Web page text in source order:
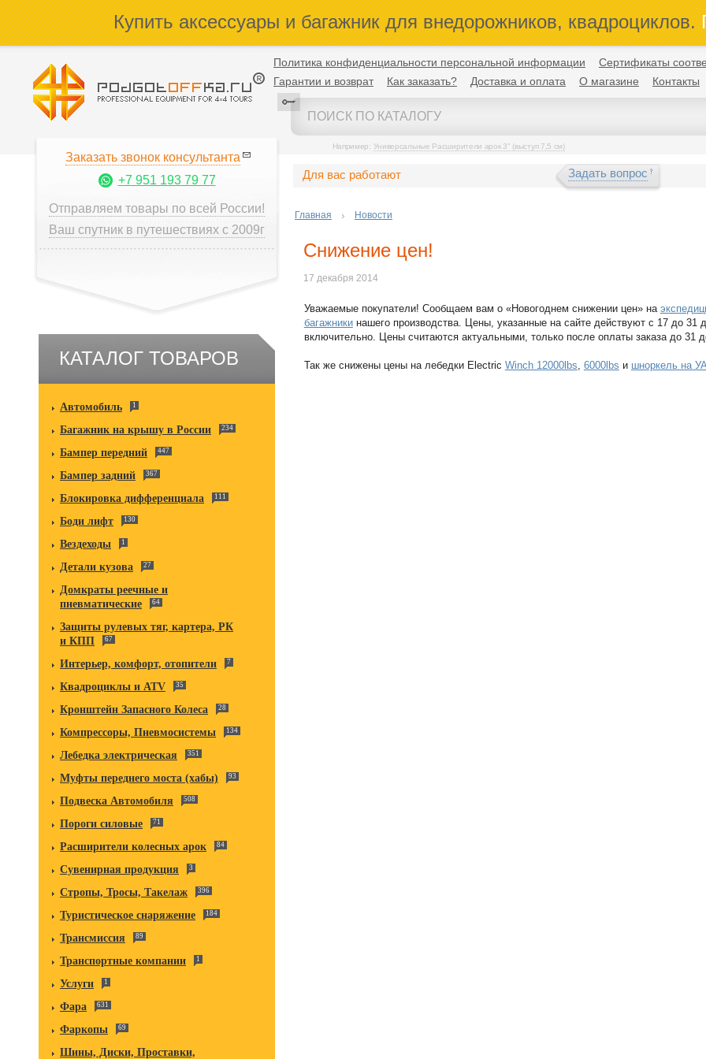
Купить аксессуары и багажник для внедорожников, квадроциклов.
Политика конфиденциальности персональной информации
Сертификаты
Гарантии и возврат
Как заказать? Доставка и оплата О магазине Контакты
Например: Универсальные Расширители арок 3" (выступ 7,5 см)
Заказать звонок консультанта
+7 951 193 79 77
Отправляем товары по всей России!
Ваш спутник в путешествиях с 2009г
КАТАЛОГ ТОВАРОВ
Автомобиль 1
Багажник на крышу в России 234
Бампер передний 447
Бампер задний 367
Блокировка дифференциала 111
Боди лифт 130
Вездеходы 1
Детали кузова 27
Домкраты реечные и
пневматические
64
Защиты рулевых тяг, картера, РК
и КПП
67
Интерьер, комфорт, отопители 7
Квадроциклы и ATV 35
Кронштейн Запасного Колеса 28
Компрессоры, Пневмосистемы 134
Лебедка электрическая 351
Муфты переднего моста (хабы) 93
Подвеска Автомобиля 508
Пороги силовые 71
Расширители колесных арок 84
Сувенирная продукция 3
Стропы, Тросы, Такелаж 396
Туристическое снаряжение 184
Трансмиссия 89
Транспортные компании 1
Услуги 1
Фара 631
Фаркопы 69
Шины, Диски, Проставки,
Для вас работают Задать вопрос
Главная Новости
Снижение цен!
17 декабря 2014
Уважаемые покупатели! Сообщаем вам о «Новогоднем снижении цен» на
багажникинашего производства. Цены, указанные на сайте действуют с 17 до 31
включительно. Цены считаются актуальными, только после оплаты заказа до 31
Так же снижены цены на лебедки Electric Winch 12000lbs, 6000lbs и шноркель на